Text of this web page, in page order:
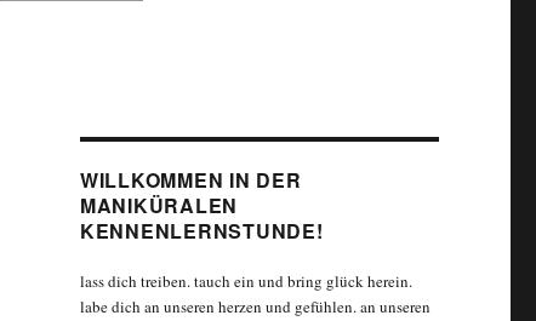
WILLKOMMEN IN DER
MANIKÜRALEN
KENNENLERNSTUNDE!
lass dich treiben. tauch ein und bring glück herein.
labe dich an unseren herzen und gefühlen. an unseren